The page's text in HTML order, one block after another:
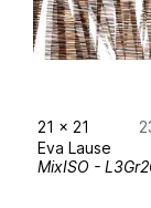
SKM
Karl-
21 x 21
Eva Lause